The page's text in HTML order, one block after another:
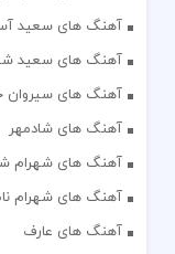
آهنگ های سعید
آهنگ های سعید
آهنگ های سیروان
آهنگ های شادمهر
آهنگ های شهرام
آهنگ های شهرام
آهنگ های عارف